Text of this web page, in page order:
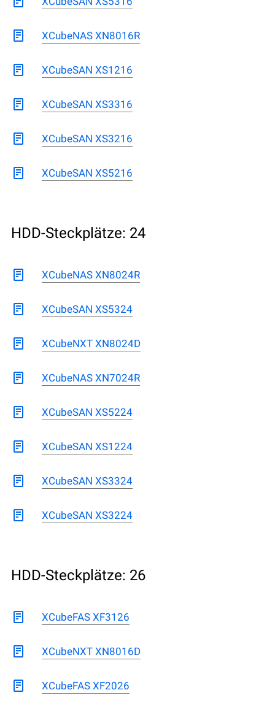
XCubeNAS XN8016R
XCubeSAN XS1216
XCubeSAN XS3316
XCubeSAN XS3216
XCubeSAN XS5216
HDD-Steckplätze: 24
XCubeNAS XN8024R
XCubeSAN XS5324
XCubeNXT XN8024D
XCubeNAS XN7024R
XCubeSAN XS5224
XCubeSAN XS1224
XCubeSAN XS3324
XCubeSAN XS3224
HDD-Steckplätze: 26
XCubeFAS XF3126
XCubeNXT XN8016D
XCubeFAS XF2026